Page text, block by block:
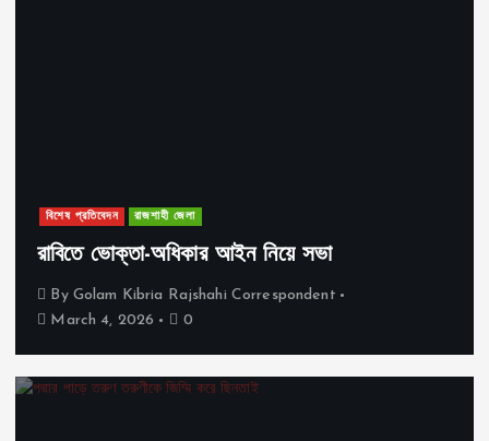
বিশেষ প্রতিবেদন রাজশাহী জেলা
রাবিতে ভোক্তা-অধিকার আইন নিয়ে সভা
By Golam Kibria Rajshahi Correspondent
March 4, 2026
0